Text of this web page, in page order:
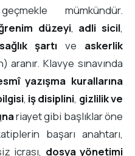
mümkündür.
düzeyi, adli sicil,
sağlık şartı ve askerlik
aranır. Klavye sınavında
yazışma kurallarına
, iş disiplini, gizlilik ve
nariayet gibi başlıklar öne
başarı anahtarı,
icrası, dosya yönetimi